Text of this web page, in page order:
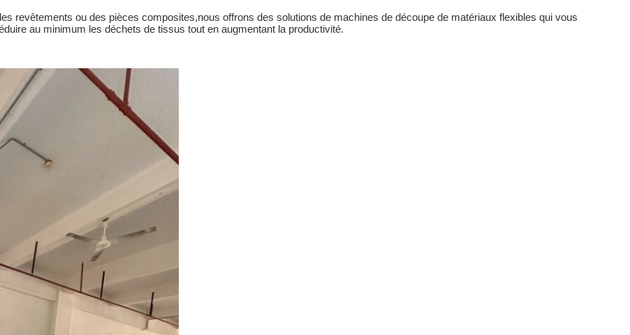
revêtements ou des pièces composites,nous offrons des solutions de machines de découpe de matériaux flexibles qui vous
au minimum les déchets de tissus tout en augmentant la productivité.